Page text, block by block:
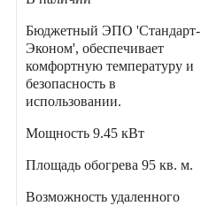
Бюджетный ЭПО 'Стандарт-
Эконом', обеспечивает
комфортную температуру и
безопасность в
использовании.
Мощность 9.45 кВт
Площадь обогрева 95 кв. м.
Возможность удаленного